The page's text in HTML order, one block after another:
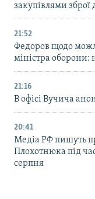
закупівлями зброї
21:52
Федоров щодо
міністра оборони:
21:16
В офісі Вучича
20:41
Медіа РФ пишуть
Плохотнюка під
серпня